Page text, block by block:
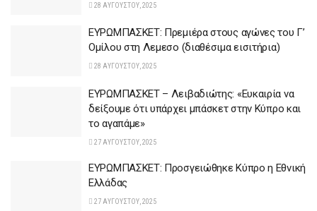
28 ΑΥΓΟΎΣΤΟΥ, 2025
ΕΥΡΩΜΠΑΣΚΕΤ: Πρεμιέρα στους αγώνες του Γ’
Ομίλου στη Λεμεσo (διαθέσιμα εισιτήρια)
28 ΑΥΓΟΎΣΤΟΥ, 2025
ΕΥΡΩΜΠΑΣΚΕΤ – Λειβαδιώτης: «Ευκαιρία να
δείξουμε ότι υπάρχει μπάσκετ στην Κύπρο και
το αγαπάμε»
27 ΑΥΓΟΎΣΤΟΥ, 2025
ΕYΡΩΜΠΑΣΚΕΤ: Προσγειώθηκε Κύπρο η Εθνική
Ελλάδας
27 ΑΥΓΟΎΣΤΟΥ, 2025